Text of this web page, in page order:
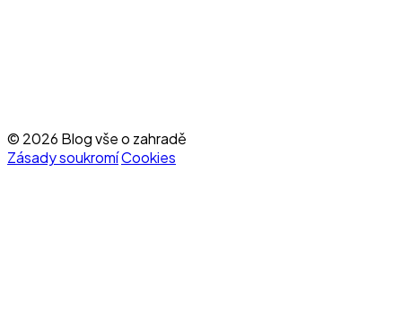
© 2026 Blog vše o zahradě
Zásady soukromíCookies